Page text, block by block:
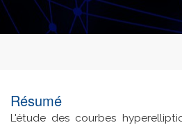
Résumé
L'étude des courbes